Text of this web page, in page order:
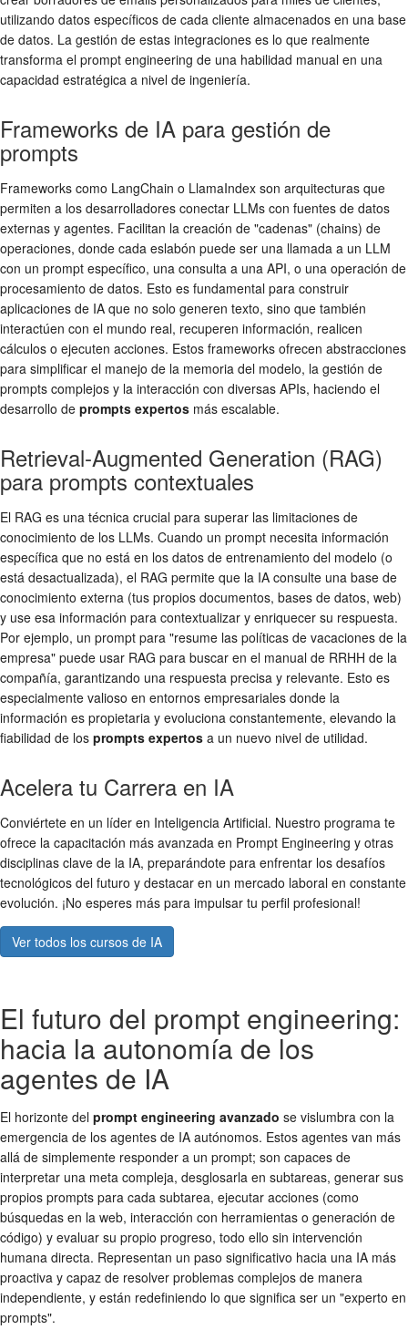
utilizando datos específicos de cada cliente almacenados en una base
de datos. La gestión de estas integraciones es lo que realmente
transforma el prompt engineering de una habilidad manual en una
capacidad estratégica a nivel de ingeniería.
Frameworks de IA para gestión de
prompts
Frameworks como LangChain o LlamaIndex son arquitecturas que
permiten a los desarrolladores conectar LLMs con fuentes de datos
externas y agentes. Facilitan la creación de "cadenas" (chains) de
operaciones, donde cada eslabón puede ser una llamada a un LLM
con un prompt específico, una consulta a una API, o una operación de
procesamiento de datos. Esto es fundamental para construir
aplicaciones de IA que no solo generen texto, sino que también
interactúen con el mundo real, recuperen información, realicen
cálculos o ejecuten acciones. Estos frameworks ofrecen abstracciones
para simplificar el manejo de la memoria del modelo, la gestión de
prompts complejos y la interacción con diversas APIs, haciendo el
desarrollo de prompts expertos más escalable.
Retrieval-Augmented Generation (RAG)
para prompts contextuales
El RAG es una técnica crucial para superar las limitaciones de
conocimiento de los LLMs. Cuando un prompt necesita información
específica que no está en los datos de entrenamiento del modelo (o
está desactualizada), el RAG permite que la IA consulte una base de
conocimiento externa (tus propios documentos, bases de datos, web)
y use esa información para contextualizar y enriquecer su respuesta.
Por ejemplo, un prompt para "resume las políticas de vacaciones de la
empresa" puede usar RAG para buscar en el manual de RRHH de la
compañía, garantizando una respuesta precisa y relevante. Esto es
especialmente valioso en entornos empresariales donde la
información es propietaria y evoluciona constantemente, elevando la
fiabilidad de los prompts expertos a un nuevo nivel de utilidad.
Acelera tu Carrera en IA
Conviértete en un líder en Inteligencia Artificial. Nuestro programa te
ofrece la capacitación más avanzada en Prompt Engineering y otras
disciplinas clave de la IA, preparándote para enfrentar los desafíos
tecnológicos del futuro y destacar en un mercado laboral en constante
evolución. ¡No esperes más para impulsar tu perfil profesional!
Ver todos los cursos de IA
El futuro del prompt engineering:
hacia la autonomía de los
agentes de IA
El horizonte del prompt engineering avanzado se vislumbra con la
emergencia de los agentes de IA autónomos. Estos agentes van más
allá de simplemente responder a un prompt; son capaces de
interpretar una meta compleja, desglosarla en subtareas, generar sus
propios prompts para cada subtarea, ejecutar acciones (como
búsquedas en la web, interacción con herramientas o generación de
código) y evaluar su propio progreso, todo ello sin intervención
humana directa. Representan un paso significativo hacia una IA más
proactiva y capaz de resolver problemas complejos de manera
independiente, y están redefiniendo lo que significa ser un "experto en
prompts".